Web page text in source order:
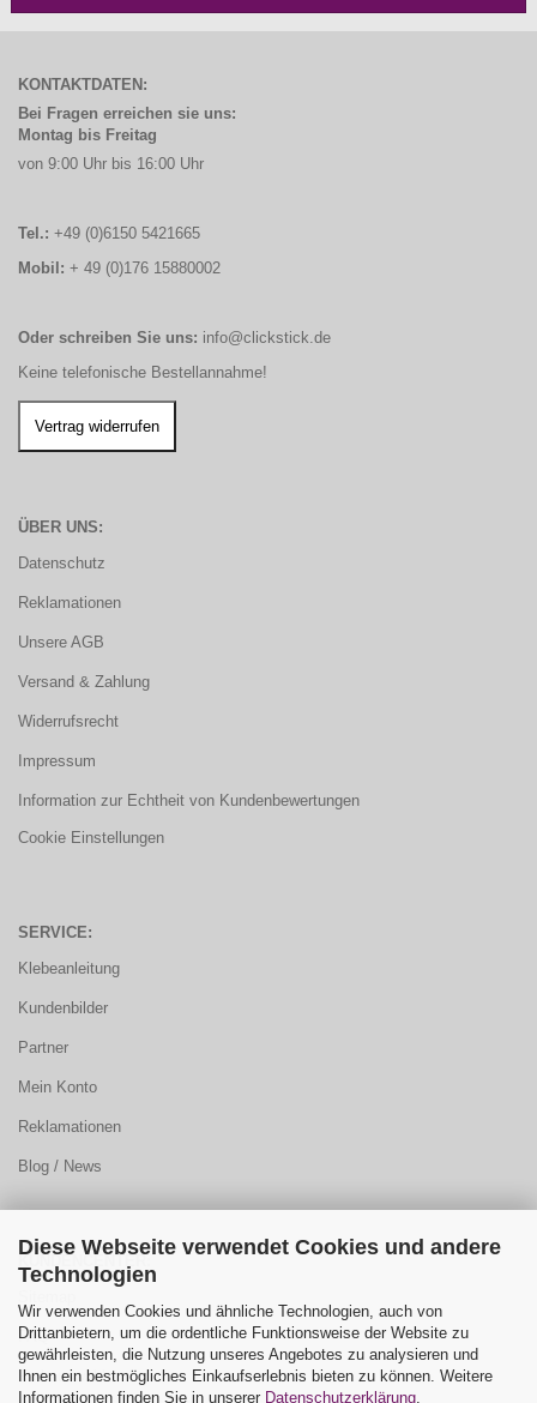
Diese Webseite verwendet Cookies und andere
Technologien
Wir verwenden Cookies und ähnliche Technologien, auch von
Drittanbietern, um die ordentliche Funktionsweise der Website zu
gewährleisten, die Nutzung unseres Angebotes zu analysieren und
Ihnen ein bestmögliches Einkaufserlebnis bieten zu können. Weitere
Informationen finden Sie in unserer Datenschutzerklärung.
KONTAKTDATEN:
Bei Fragen erreichen sie uns:
Montag bis Freitag
von 9:00 Uhr bis 16:00 Uhr
Tel.: +49 (0)6150 5421665
Mobil: + 49 (0)176 15880002
Oder schreiben Sie uns: info@clickstick.de
Keine telefonische Bestellannahme!
ÜBER UNS:
Datenschutz
Reklamationen
Unsere AGB
Versand & Zahlung
Widerrufsrecht
Impressum
Information zur Echtheit von Kundenbewertungen
Cookie Einstellungen
SERVICE:
Klebeanleitung
Kundenbilder
Partner
Mein Konto
Reklamationen
Blog / News
FAQ
Farbauswahl